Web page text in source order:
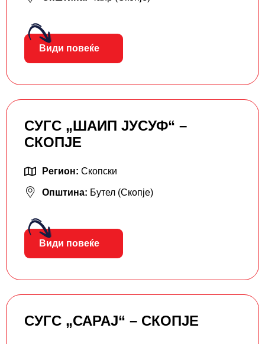
Види повеќе
СУГС „ШАИП ЈУСУФ“ –
СКОПЈЕ
Регион: Скопски
Општина: Бутел (Скопје)
Види повеќе
СУГС „САРАЈ“ – СКОПЈЕ